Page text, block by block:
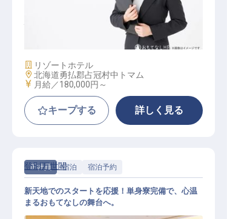
施設業態
リゾートホテル
勤務地
北海道勇払郡占冠村中トマム
給与
月給／180,000円～
キープする 詳しく見る
正社員 宿泊 宿泊予約
登別万世閣
新天地でのスタートを応援！単身寮完備で、心温
まるおもてなしの舞台へ。